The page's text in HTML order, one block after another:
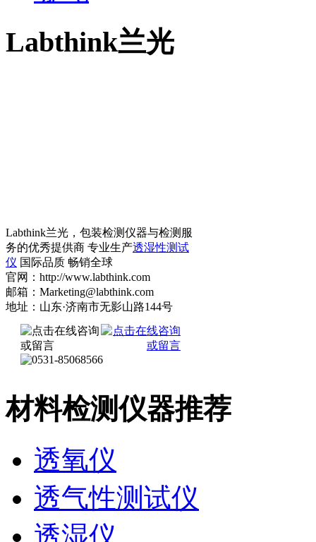
Labthink兰光
Labthink兰光，包装检测仪器与检测服
务的优秀提供商 专业生产透湿性测试
仪 国际品质 畅销全球
官网：http://www.labthink.com
邮箱：Marketing@labthink.com
地址：山东·济南市无影山路144号
材料检测仪器推荐
透氧仪
透气性测试仪